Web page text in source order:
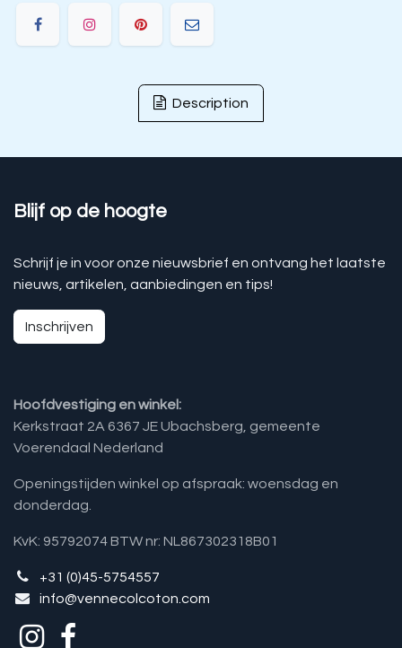
Description
Blijf op de hoogte
Schrijf je in voor onze nieuwsbrief en ontvang het laatste
nieuws, artikelen, aanbiedingen en tips!
Inschrijven
Hoofdvestiging en winkel:
Kerkstraat 2A 6367 JE Ubachsberg, gemeente
Voerendaal Nederland
Openingstijden winkel op afspraak: woensdag en
donderdag.
KvK: 95792074 BTW nr: NL867302318B01
+31 (0)45-5754557
info@vennecolcoton.com